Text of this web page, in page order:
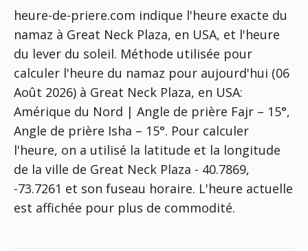
heure-de-priere.com indique l'heure exacte du
namaz à Great Neck Plaza, en USA, et l'heure
du lever du soleil. Méthode utilisée pour
calculer l'heure du namaz pour aujourd'hui (06
Août 2026) à Great Neck Plaza, en USA:
Amérique du Nord | Angle de prière Fajr – 15°,
Angle de prière Isha – 15°. Pour calculer
l'heure, on a utilisé la latitude et la longitude
de la ville de Great Neck Plaza - 40.7869,
-73.7261 et son fuseau horaire. L'heure actuelle
est affichée pour plus de commodité.